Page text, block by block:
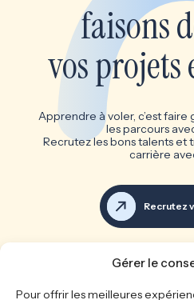
Gérer le
Pour offrir les meilleures
faisons
vos projets
Apprendre à voler, c’est
les parcours
Recrutez les bons talents et
carrière
Recrutez
Les bonnes